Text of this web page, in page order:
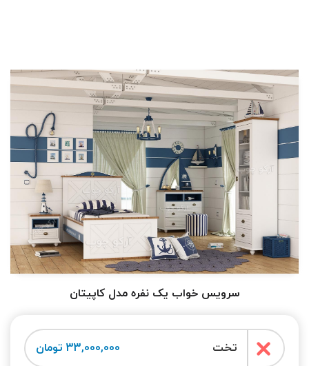
سرویس خواب یک نفره مدل کاپیتان
تخت 33,000,000 تومان